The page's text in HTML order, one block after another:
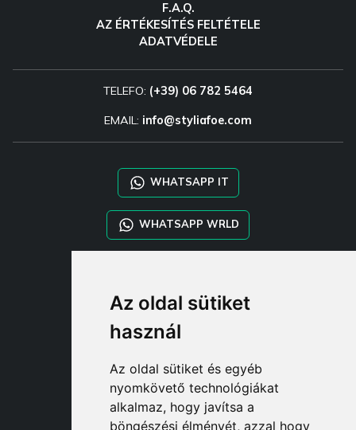
Az oldal sütiket
használ
Az oldal sütiket és egyéb
nyomkövető technológiákat
alkalmaz, hogy javítsa a
böngészési élményét, azzal hogy
F.A.Q.
AZ ÉRTÉKESÍTÉS FELTÉTELE
ADATVÉDELE
TELEFO: (+39) 06 782 5464
EMAIL: info@styliafoe.com
WHATSAPP IT
WHATSAPP WRLD
SHOP B2B
TAYLOR MADE ORDERS
DROPSHIPPING
FELHASZNÁL
REGISZTRÁLJON A CÍMEN
BEJELENTKEZÉ